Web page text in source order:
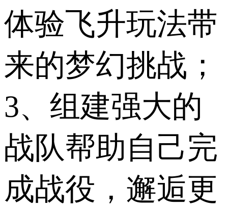
体验飞升玩法带
来的梦幻挑战；
3、组建强大的
战队帮助自己完
成战役，邂逅更